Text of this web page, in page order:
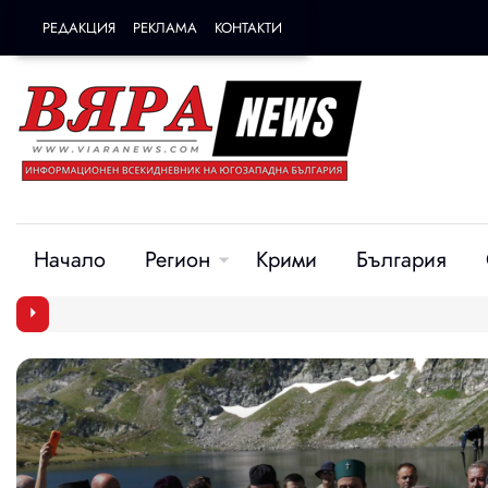
РЕДАКЦИЯ РЕКЛАМА КОНТАКТИ
Начало Регион Крими България